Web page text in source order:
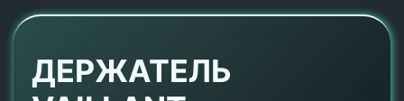
ДЕРЖАТЕЛЬ